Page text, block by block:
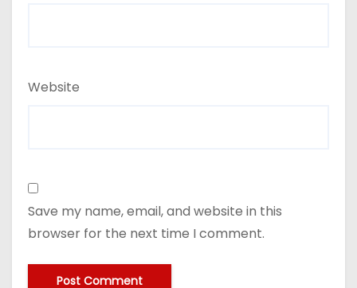
Website
Save my name, email, and website in this
browser for the next time I comment.